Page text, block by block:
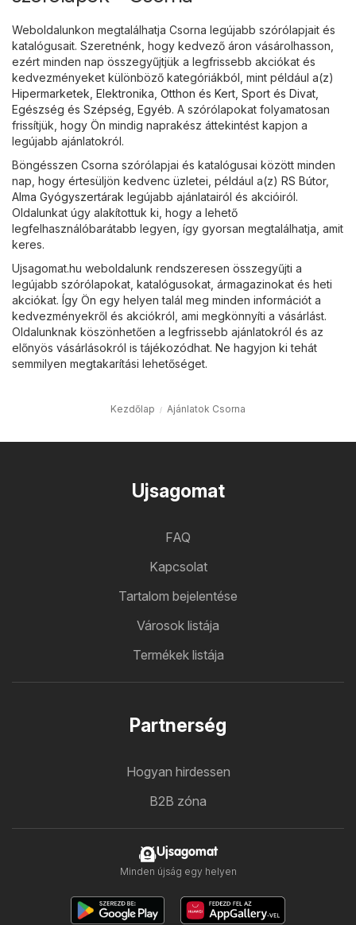
Weboldalunkon megtalálhatja Csorna legújabb szórólapjait és
katalógusait. Szeretnénk, hogy kedvező áron vásárolhasson,
ezért minden nap összegyűjtjük a legfrissebb akciókat és
kedvezményeket különböző kategóriákból, mint például a(z)
Hipermarketek Elektronika Otthon és Kert Sport és Divat
Egészség és Szépség Egyéb. A szórólapokat folyamatosan
frissítjük, hogy Ön mindig naprakész áttekintést kapjon a
legújabb ajánlatokról.
Böngésszen Csorna szórólapjai és katalógusai között minden
nap, hogy értesüljön kedvenc üzletei, például a(z) RS Bútor,
Alma Gyógyszertárak legújabb ajánlatairól és akcióiról.
Oldalunkat úgy alakítottuk ki, hogy a lehető
legfelhasználóbarátabb legyen, így gyorsan megtalálhatja, amit
keres.
Ujsagomat.hu weboldalunk rendszeresen összegyűjti a
legújabb szórólapokat, katalógusokat, ármagazinokat és heti
akciókat. Így Ön egy helyen talál meg minden információt a
kedvezményekről és akciókról, ami megkönnyíti a vásárlást.
Oldalunknak köszönhetően a legfrissebb ajánlatokról és az
előnyös vásárlásokról is tájékozódhat. Ne hagyjon ki tehát
semmilyen megtakarítási lehetőséget.
Kezdőlap Ajánlatok Csorna
Ujsagomat
FAQ
Kapcsolat
Tartalom bejelentése
Városok listája
Termékek listája
Partnerség
Hogyan hirdessen
B2B zóna
Ujsagomat
Minden újság egy helyen